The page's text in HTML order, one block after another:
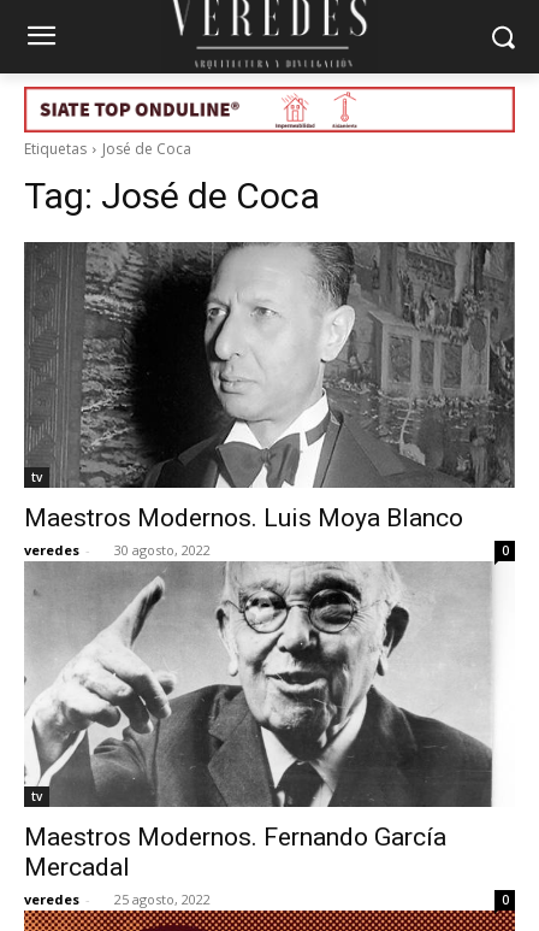
Etiquetas José de Coca
Tag: José de Coca
tv
Maestros Modernos. Luis Moya Blanco
veredes - 30 agosto, 2022 0
tv
Maestros Modernos. Fernando García
Mercadal
veredes - 25 agosto, 2022 0